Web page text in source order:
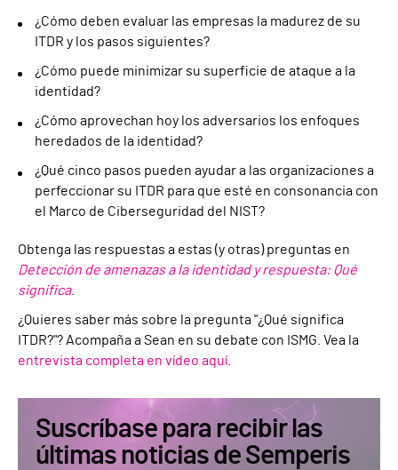
¿Cómo deben evaluar las empresas la madurez de su
ITDR y los pasos siguientes?
¿Cómo puede minimizar su superficie de ataque a la
identidad?
¿Cómo aprovechan hoy los adversarios los enfoques
heredados de la identidad?
¿Qué cinco pasos pueden ayudar a las organizaciones a
perfeccionar su ITDR para que esté en consonancia con
el Marco de Ciberseguridad del NIST?
Obtenga las respuestas a estas (y otras) preguntas en
Detección de amenazas a la identidad y respuesta: Qué
significa.
¿Quieres saber más sobre la pregunta "¿Qué significa
ITDR?"? Acompaña a Sean en su debate con ISMG. Vea la
entrevista completa en vídeo aquí
Suscríbase para recibir las
últimas noticias de Semperis